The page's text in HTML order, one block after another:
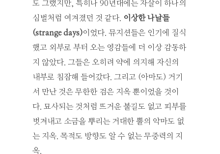
도 그랬지만, 특히나 90년대에는 자살이 하나의
심벌처럼 여겨졌던 것 같다.
이상한 나날들
(strange days)이었다. 뮤지션들은 인기에 질식
했고 외부로 부터 오는 영감들에 더 이상 감동하
지 않았다. 그들은 오히려 약에 의지해 자신의
내부로 침잠해 들어갔다. 그리고 (아마도) 거기
서 만난 것은 무한한 검은 지옥 뿐이었을 것이
다. 묘사되는 것처럼 뜨거운 불길도 없고 피부를
벗겨내고 소금을 뿌리는 거대한 뿔의 악마도 없
는 지옥. 목적도 방향도 알 수 없는 무중력의 지
옥.